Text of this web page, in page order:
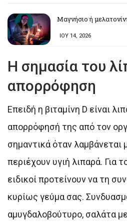
Μαγνήσιο ή
ΙΟΥ 14, 2026
Η σημασία του
απορρόφηση
Επειδή η βιταμίνη D είναι
απορρόφησή της από τον
σημαντικά όταν λαμβάνεται
περιέχουν υγιή λιπαρά. Για
ειδικοί προτείνουν να τη
κυρίως γεύμα σας.
αμυγδαλοβούτυρο, σαλάτα